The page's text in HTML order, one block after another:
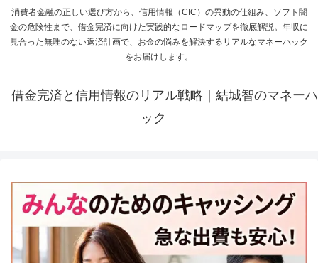
消費者金融の正しい選び方から、信用情報（CIC）の異動の仕組み、ソフト闇
金の危険性まで、借金完済に向けた実践的なロードマップを徹底解説。年収に
見合った無理のない返済計画で、お金の悩みを解決するリアルなマネーハック
をお届けします。
借金完済と信用情報のリアル戦略｜結城智のマネーハ
ック